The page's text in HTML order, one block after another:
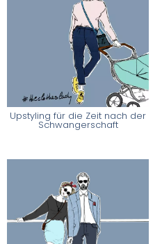
Upstyling für die Zeit nach der
Schwangerschaft